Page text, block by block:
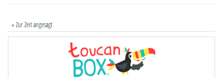
» Zur Zeit angesagt